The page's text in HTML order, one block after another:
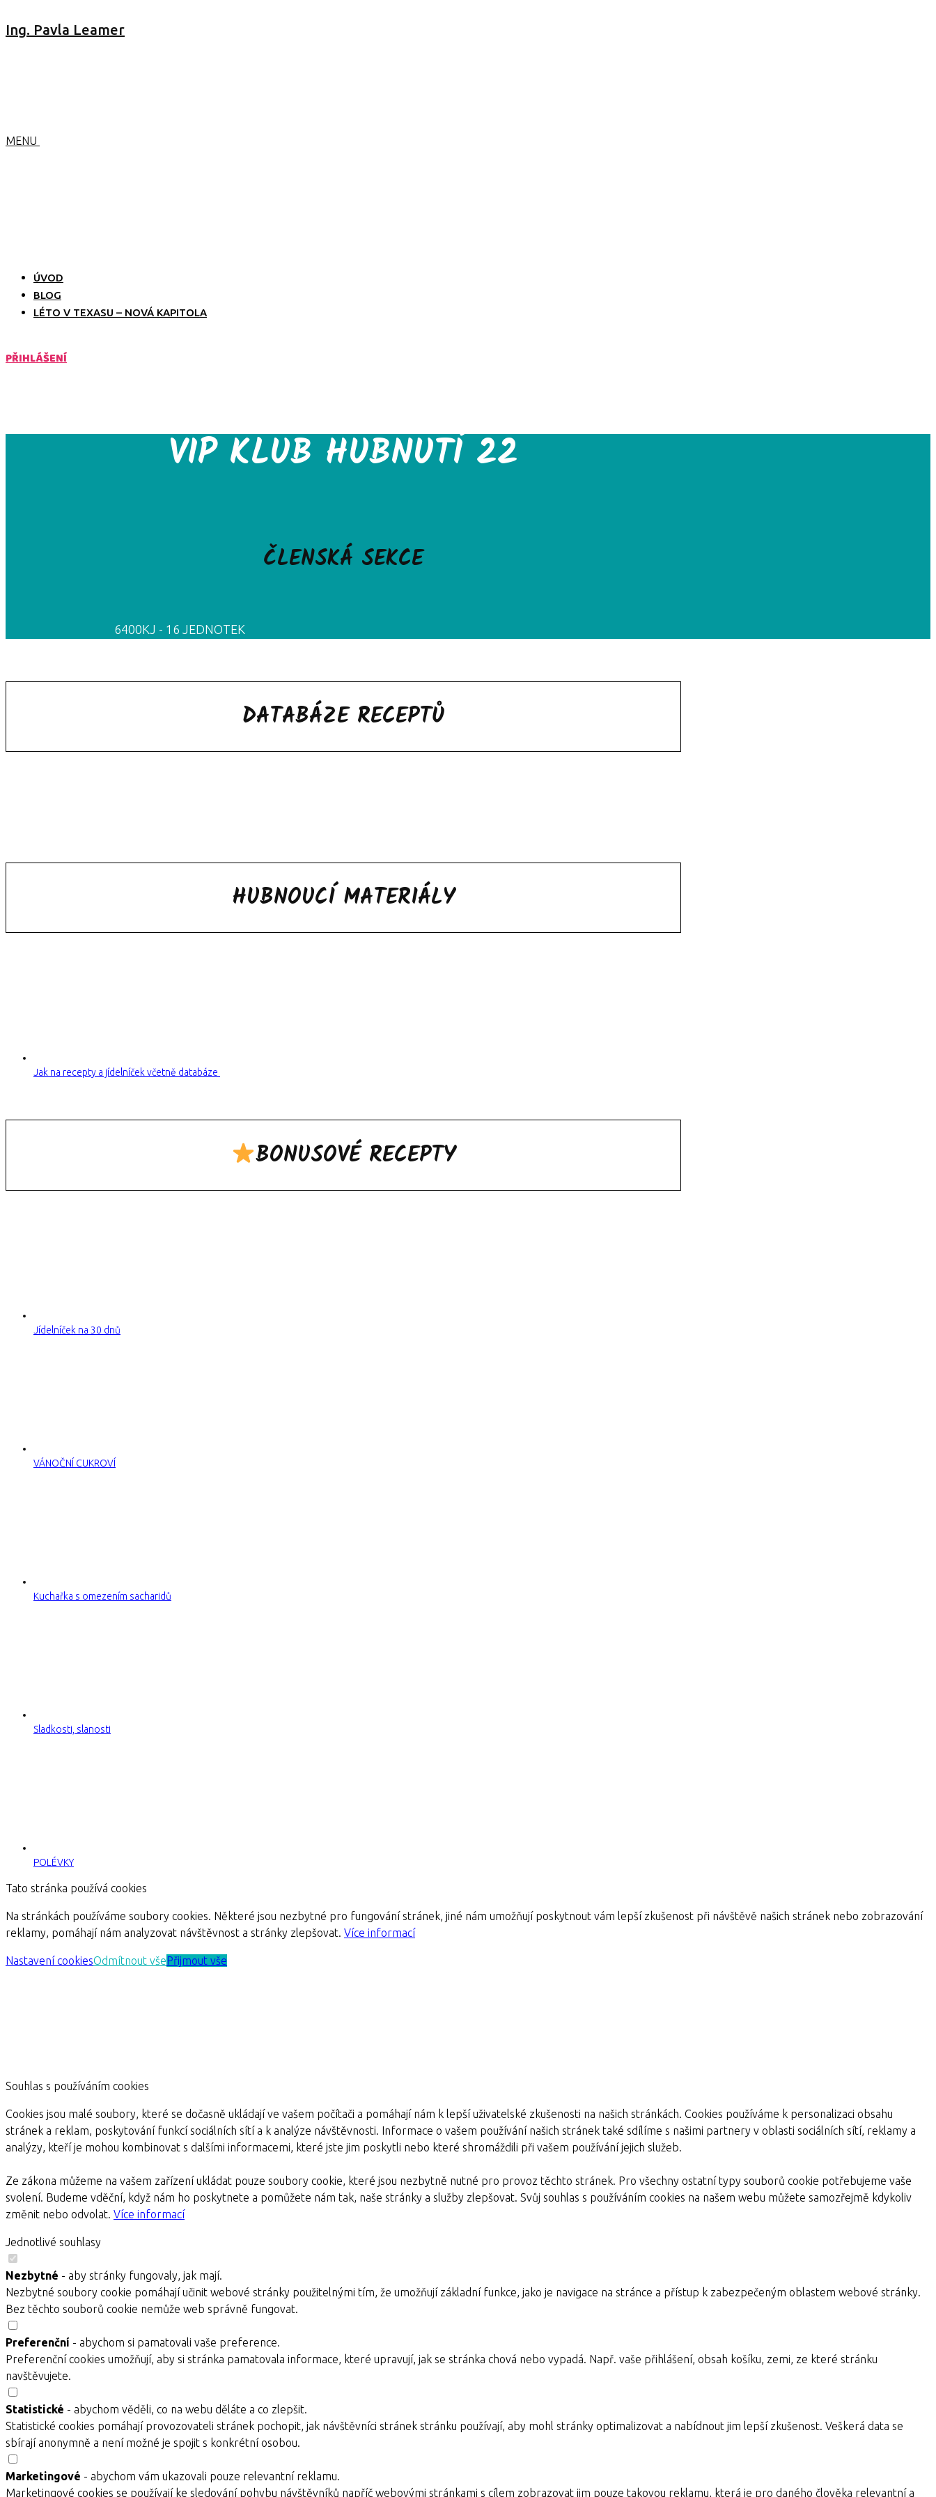
Ing. Pavla Leamer
MENU
ÚVOD
BLOG
LÉTO V TEXASU – NOVÁ KAPITOLA
PŘIHLÁŠENÍ
VIP KLUB HUBNUTÍ 22
ČLENSKÁ SEKCE
6400KJ - 16 JEDNOTEK
DATABÁZE RECEPTŮ
HUBNOUCÍ MATERIÁLY
Jak na recepty a jídelníček včetně databáze
BONUSOVÉ RECEPTY
Jídelníček na 30 dnů
VÁNOČNÍ CUKROVÍ
Kuchařka s omezením sacharidů
Sladkosti, slanosti
POLÉVKY
Tato stránka používá cookies
Na stránkách používáme soubory cookies. Některé jsou nezbytné pro fungování stránek, jiné nám umožňují poskytnout vám lepší zkušenost při návštěvě našich stránek nebo zobrazování
reklamy, pomáhají nám analyzovat návštěvnost a stránky zlepšovat. Více informací
Nastavení cookiesOdmítnout všePřijmout vše
Souhlas s používáním cookies
Cookies jsou malé soubory, které se dočasně ukládají ve vašem počítači a pomáhají nám k lepší uživatelské zkušenosti na našich stránkách. Cookies používáme k personalizaci obsahu
stránek a reklam, poskytování funkcí sociálních sítí a k analýze návštěvnosti. Informace o vašem používání našich stránek také sdílíme s našimi partnery v oblasti sociálních sítí, reklamy a
analýzy, kteří je mohou kombinovat s dalšími informacemi, které jste jim poskytli nebo které shromáždili při vašem používání jejich služeb.
Ze zákona můžeme na vašem zařízení ukládat pouze soubory cookie, které jsou nezbytně nutné pro provoz těchto stránek. Pro všechny ostatní typy souborů cookie potřebujeme vaše
svolení. Budeme vděční, když nám ho poskytnete a pomůžete nám tak, naše stránky a služby zlepšovat. Svůj souhlas s používáním cookies na našem webu můžete samozřejmě kdykoliv
změnit nebo odvolat. Více informací
Jednotlivé souhlasy
Nezbytné - aby stránky fungovaly, jak mají.
Nezbytné soubory cookie pomáhají učinit webové stránky použitelnými tím, že umožňují základní funkce, jako je navigace na stránce a přístup k zabezpečeným oblastem webové stránky.
Bez těchto souborů cookie nemůže web správně fungovat.
Preferenční - abychom si pamatovali vaše preference.
Preferenční cookies umožňují, aby si stránka pamatovala informace, které upravují, jak se stránka chová nebo vypadá. Např. vaše přihlášení, obsah košíku, zemi, ze které stránku
navštěvujete.
Statistické - abychom věděli, co na webu děláte a co zlepšit.
Statistické cookies pomáhají provozovateli stránek pochopit, jak návštěvníci stránek stránku používají, aby mohl stránky optimalizovat a nabídnout jim lepší zkušenost. Veškerá data se
sbírají anonymně a není možné je spojit s konkrétní osobou.
Marketingové - abychom vám ukazovali pouze relevantní reklamu.
Marketingové cookies se používají ke sledování pohybu návštěvníků napříč webovými stránkami s cílem zobrazovat jim pouze takovou reklamu, která je pro daného člověka relevantní a